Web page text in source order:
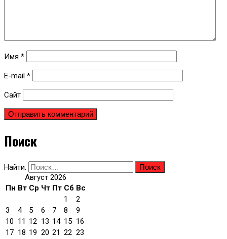
Имя *
E-mail *
Сайт
Поиск
Найти:
Август 2026
Пн Вт Ср Чт Пт Сб Вс
1
2
3
4 5 6 7 8
9
10 11 12 13 14 15 16
17 18 19 20 21 22 23